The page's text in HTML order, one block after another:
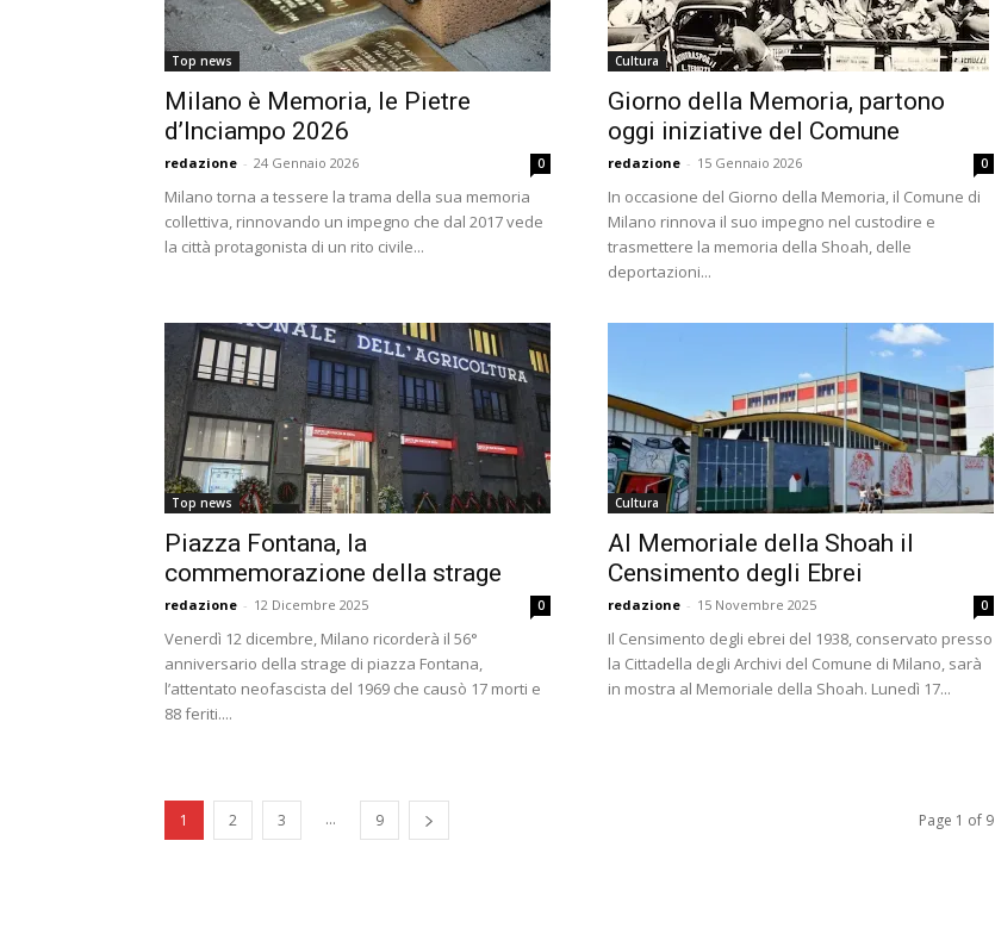
Top news
Milano è Memoria, le Pietre
d’Inciampo 2026
redazione - 24 Gennaio 2026 0
Milano torna a tessere la trama della sua memoria
collettiva, rinnovando un impegno che dal 2017 vede
la città protagonista di un rito civile...
Cultura
Giorno della Memoria, partono
oggi iniziative del Comune
redazione - 15 Gennaio 2026 0
In occasione del Giorno della Memoria, il Comune di
Milano rinnova il suo impegno nel custodire e
trasmettere la memoria della Shoah, delle
deportazioni...
Top news
Piazza Fontana, la
commemorazione della strage
redazione - 12 Dicembre 2025 0
Venerdì 12 dicembre, Milano ricorderà il 56°
anniversario della strage di piazza Fontana,
l’attentato neofascista del 1969 che causò 17 morti e
88 feriti....
Cultura
Al Memoriale della Shoah il
Censimento degli Ebrei
redazione - 15 Novembre 2025 0
Il Censimento degli ebrei del 1938, conservato presso
la Cittadella degli Archivi del Comune di Milano, sarà
in mostra al Memoriale della Shoah. Lunedì 17...
1 2 3 ... 9 Page 1 of 9